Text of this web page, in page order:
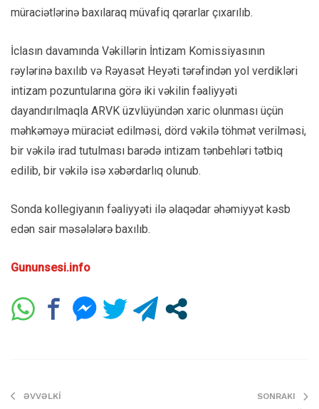
müraciətlərinə baxılaraq müvafiq qərarlar çıxarılıb.
İclasın davamında Vəkillərin İntizam Komissiyasının
rəylərinə baxılıb və Rəyasət Heyəti tərəfindən yol verdikləri
intizam pozuntularına görə iki vəkilin fəaliyyəti
dayandırılmaqla ARVK üzvlüyündən xaric olunması üçün
məhkəməyə müraciət edilməsi, dörd vəkilə töhmət verilməsi,
bir vəkilə irad tutulması barədə intizam tənbehləri tətbiq
edilib, bir vəkilə isə xəbərdarlıq olunub.
Sonda kollegiyanın fəaliyyəti ilə əlaqədar əhəmiyyət kəsb
edən sair məsələlərə baxılıb.
Gununsesi.info
ƏVVƏLKI SONRAKI